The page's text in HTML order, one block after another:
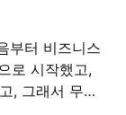
, 그래서 무료